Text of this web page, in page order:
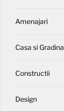
Amenajari
Casa si Gradina
Constructii
Design